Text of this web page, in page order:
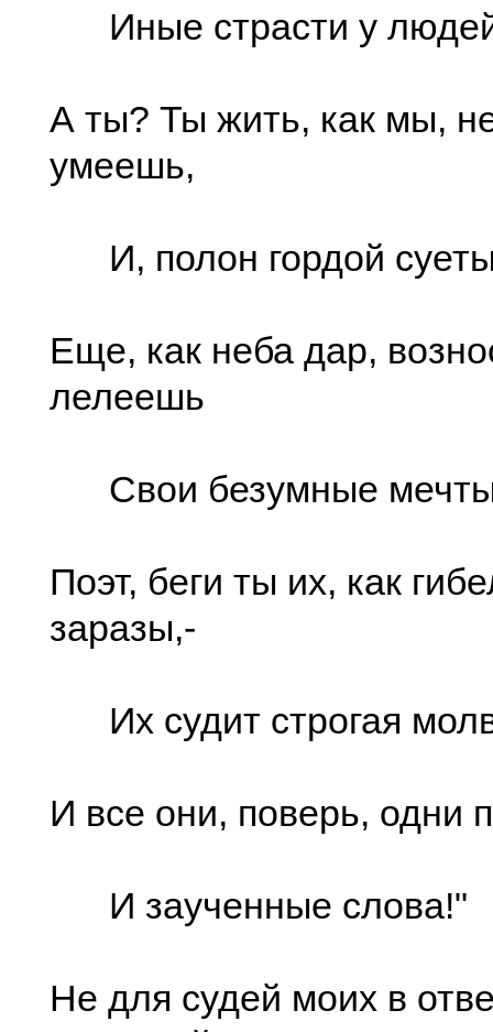
Иные страсти у
А ты? Ты жить, как мы,
умеешь,
И, полон гордой
Еще, как неба дар,
лелеешь
Свои безумные
Поэт, беги ты их, как
заразы,-
Их судит строгая
И все они, поверь, одни
И заученные слова!"
Не для судей моих в